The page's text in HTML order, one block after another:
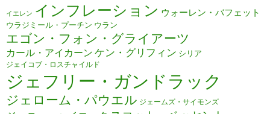
イエレン インフレーション ウォーレン・バフェット
ウラジミール・プーチン ウラン
エゴン・フォン・グライアーツ
カール・アイカーン ケン・グリフィン シリア
ジェイコブ・ロスチャイルド
ジェフリー・ガンドラック
ジェローム・パウエル ジェームズ・サイモンズ